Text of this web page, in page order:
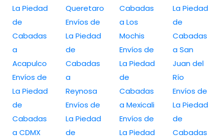
La Piedad
de
Cabadas
a
Acapulco
Envíos de
La Piedad
de
Cabadas
a CDMX
Queretaro
Envíos de
La Piedad
de
Cabadas
a
Reynosa
Envíos de
La Piedad
de
Cabadas
a Los
Mochis
Envíos de
La Piedad
de
Cabadas
a Mexicali
Envíos de
La Piedad
La Piedad
de
Cabadas
a San
Juan del
Río
Envíos de
La Piedad
de
Cabadas